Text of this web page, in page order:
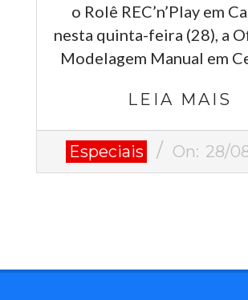
o Rolê REC’n’Play em
nesta quinta-feira (28), a
Modelagem Manual em
LEIA MAIS
2025-
Especiais On: 28/